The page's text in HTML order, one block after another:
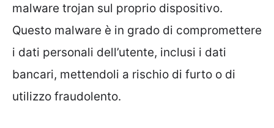
malware trojan sul proprio dispositivo.
Questo malware è in grado di compromettere
i dati personali dell’utente, inclusi i dati
bancari, mettendoli a rischio di furto o di
utilizzo fraudolento.